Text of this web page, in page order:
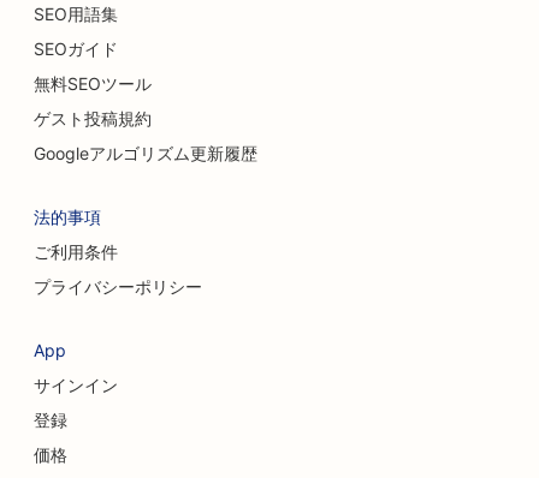
SEO用語集
SEOガイド
無料SEOツール
ゲスト投稿規約
Googleアルゴリズム更新履歴
法的事項
ご利用条件
プライバシーポリシー
App
サインイン
登録
価格